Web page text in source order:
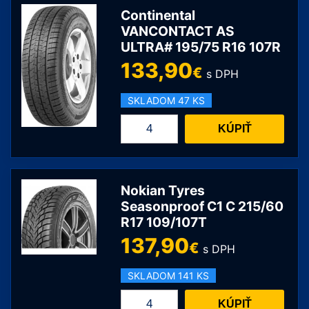
C
215/75
R16
113/111R
Continental
VANCONTACT AS
ULTRA# 195/75 R16 107R
133,90€ s DPH
SKLADOM 47 KS
množstvo
VANCONTACT
AS
ULTRA#
195/75
R16
107R
KÚPIŤ
Nokian Tyres
Seasonproof C1 C 215/60
R17 109/107T
137,90€ s DPH
SKLADOM 141 KS
množstvo
KÚPIŤ